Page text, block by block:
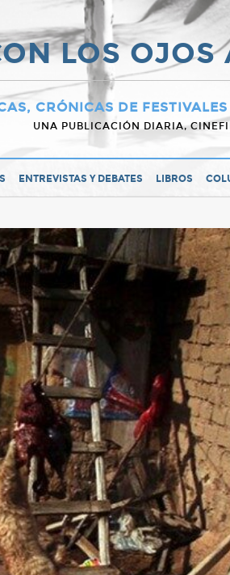
LOS OJOS
CRÓNICAS DE
UNA PUBLICACIÓN DIARIA,
ENTREVISTAS Y DEBATES LIBROS